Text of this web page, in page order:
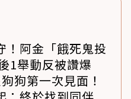
！阿金「餓死鬼投
1舉動反被讚爆
狗第一次見面！